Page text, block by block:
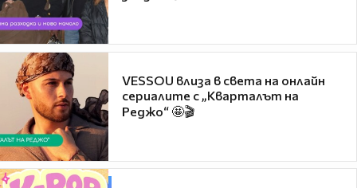
VESSOU влиза в света на онлайн
сериалите с „Кварталът на
Реджо“ 🤩🎬